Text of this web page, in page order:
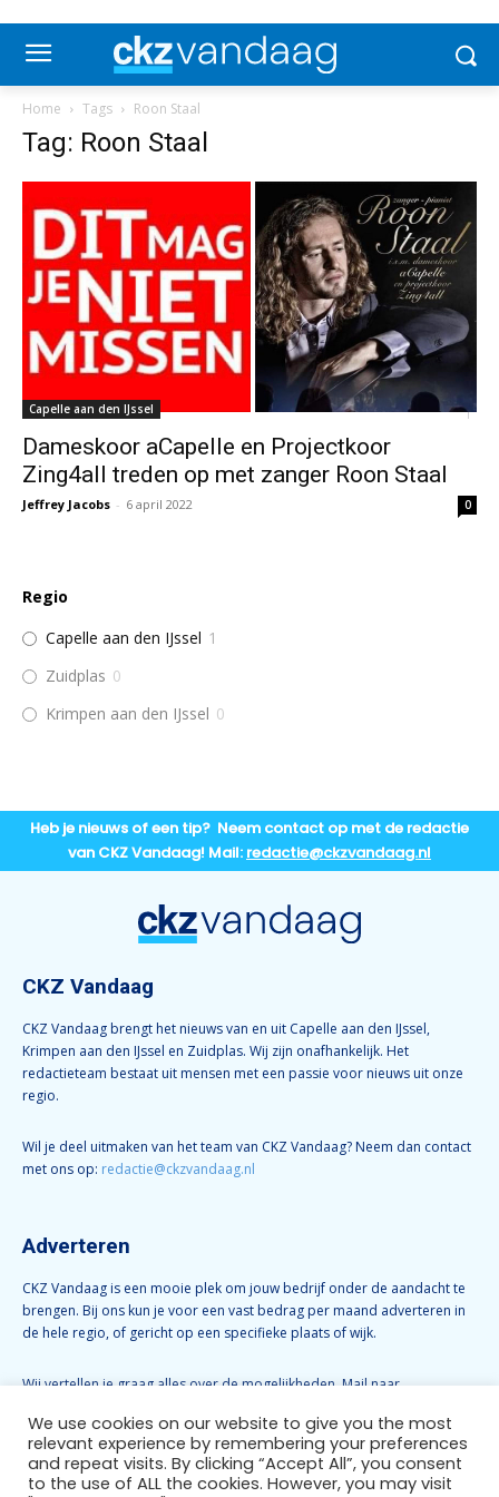
Home Tags Roon Staal
Tag: Roon Staal
Capelle aan den IJssel
Dameskoor aCapelle en Projectkoor
Zing4all treden op met zanger Roon Staal
Jeffrey Jacobs - 6 april 2022 0
Regio
Capelle aan den IJssel 1
Zuidplas 0
Krimpen aan den IJssel 0
Heb je nieuws of een tip? Neem contact op met de redactie
van CKZ Vandaag! Mail: redactie@ckzvandaag.nl
CKZ Vandaag
CKZ Vandaag brengt het nieuws van en uit Capelle aan den IJssel,
Krimpen aan den IJssel en Zuidplas. Wij zijn onafhankelijk. Het
redactieteam bestaat uit mensen met een passie voor nieuws uit onze
regio.
Wil je deel uitmaken van het team van CKZ Vandaag? Neem dan contact
met ons op: redactie@ckzvandaag.nl
Adverteren
CKZ Vandaag is een mooie plek om jouw bedrijf onder de aandacht te
brengen. Bij ons kun je voor een vast bedrag per maand adverteren in
de hele regio, of gericht op een specifieke plaats of wijk.
Wij vertellen je graag alles over de mogelijkheden. Mail naar
Volg CKZ Vandaag
We use cookies on our website to give you the most
relevant experience by remembering your preferences
and repeat visits. By clicking “Accept All”, you consent
to the use of ALL the cookies. However, you may visit